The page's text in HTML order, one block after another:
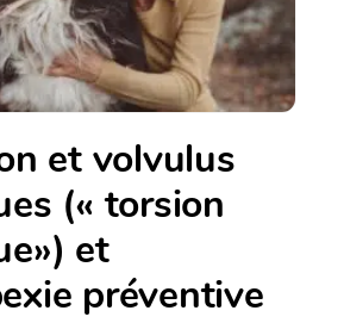
et volvulus
(« torsion
et
préventive